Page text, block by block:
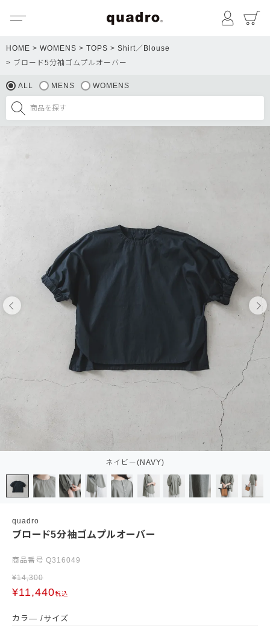
マイペ
HOME WOMENS TOPS
Shirt／Blouse
ブロード5分袖ゴムプルオーバー
ALL MENS WOMENS
ネイビー(NAVY)
quadro
ブロード5分袖ゴムプルオーバー
商品番号 Q316049
¥14,300
¥11,440税込
カラ―
サイズ